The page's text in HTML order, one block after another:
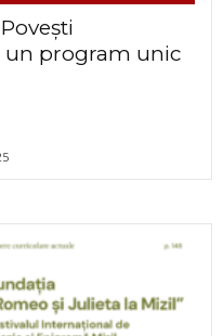
un program unic